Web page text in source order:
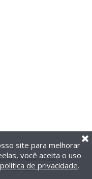
reservados.
privacidade
site para melhorar
você aceita o uso
política de privacidade.